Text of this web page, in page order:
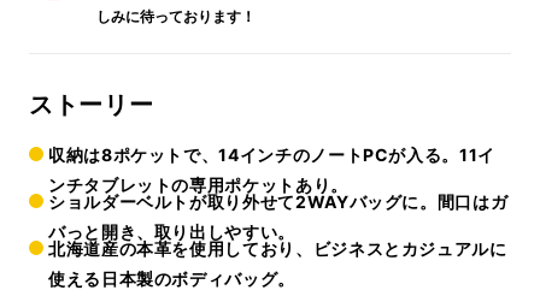
しみに待っております！
ストーリー
収納は8ポケットで、14インチのノートPCが入る。11イ
ンチタブレットの専用ポケットあり。
ショルダーベルトが取り外せて2WAYバッグに。間口はガ
バっと開き、取り出しやすい。
北海道産の本革を使用しており、ビジネスとカジュアルに
使える日本製のボディバッグ。